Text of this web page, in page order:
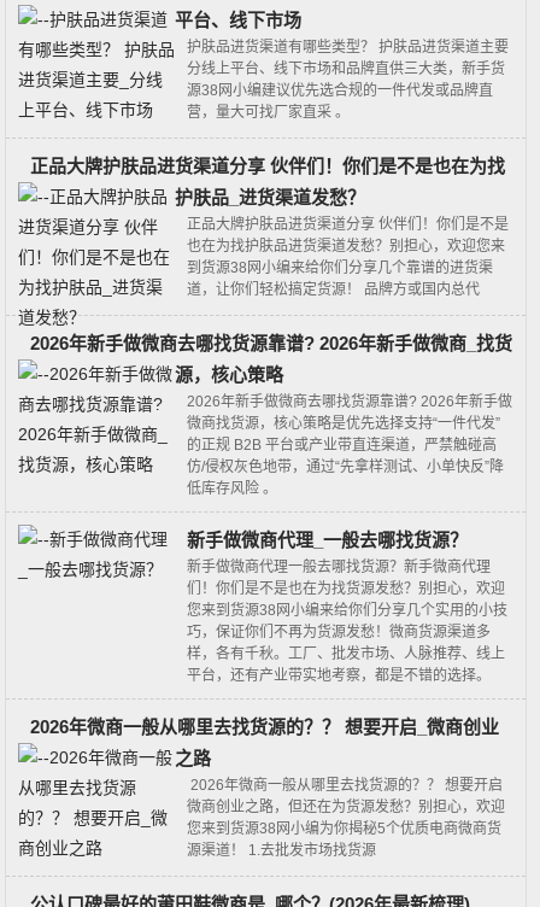
平台、线下市场
护肤品进货渠道有哪些类型？ 护肤品进货渠道主要
分线上平台、线下市场和品牌直供三大类‌，新手货
源38网小编建议优先选合规的一件代发或品牌直
营，量大可找厂家直采 。‌‌‌
正品大牌护肤品进货渠道分享 伙伴们！你们是不是也在为找
护肤品_进货渠道发愁？
正品大牌护肤品进货渠道分享 伙伴们！你们是不是
也在为找护肤品进货渠道发愁？别担心，欢迎您来
到货源38网小编来给你们分享几个靠谱的进货渠
道，让你们轻松搞定货源！ 品牌方或国内总代
2026年新手做微商去哪找货源靠谱? 2026年新手做微商_找货
源，核心策略
2026年新手做微商去哪找货源靠谱? 2026年新手做
微商找货源，核心策略是‌优先选择支持“一件代发”
的正规 B2B 平台或产业带直连渠道，严禁触碰高
仿/侵权灰色地带‌，通过“先拿样测试、小单快反”降
低库存风险 。‌‌
新手做微商代理_一般去哪找货源？
新手做微商代理一般去哪找货源？新手微商代理
们！你们是不是也在为找货源发愁？别担心，欢迎
您来到货源38网小编来给你们分享几个实用的小技
巧，保证你们不再为货源发愁！微商货源渠道多
样，各有千秋。工厂、批发市场、人脉推荐、线上
平台，还有产业带实地考察，都是不错的选择。
2026年微商一般从哪里去找货源的？？ 想要开启_微商创业
之路
2026年微商一般从哪里去找货源的？？ 想要开启
微商创业之路，但还在为货源发愁？别担心，欢迎
您来到货源38网小编为你揭秘5个优质电商微商货
源渠道！ 1.去批发市场找货源